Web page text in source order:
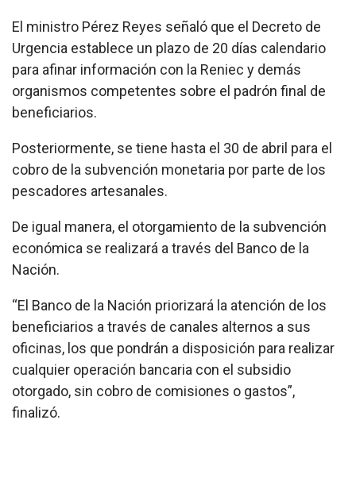
El ministro Pérez Reyes señaló que el Decreto de
Urgencia establece un plazo de 20 días calendario
para afinar información con la Reniec y demás
organismos competentes sobre el padrón final de
beneficiarios.
Posteriormente, se tiene hasta el 30 de abril para el
cobro de la subvención monetaria por parte de los
pescadores artesanales.
De igual manera, el otorgamiento de la subvención
económica se realizará a través del Banco de la
Nación.
“El Banco de la Nación priorizará la atención de los
beneficiarios a través de canales alternos a sus
oficinas, los que pondrán a disposición para realizar
cualquier operación bancaria con el subsidio
otorgado, sin cobro de comisiones o gastos”,
finalizó.